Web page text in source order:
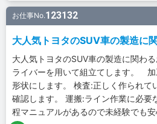
お仕事No.123132
大人気トヨタのSUV車の製造に
大人気トヨタのSUV車の製造に関わ
ライバーを用いて組立てします。
形状にします。 検査:正しく作られて
確認します。 運搬:ライン作業に必
程マニュアルがあるので未経験でも安